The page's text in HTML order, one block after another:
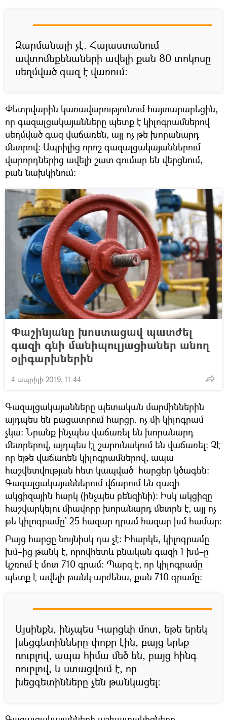
Զարմանալի չէ. Հայաստանում
ավտոմեքենաների ավելի քան 80 տոկոսը
սեղմված գազ է վառում։
Փետրվարին կառավարությունում հայտարարեցին,
որ գազալցակայանները պետք է կիլոգրամներով
սեղմված գազ վաճառեն, այլ ոչ թե խորանարդ
մետրով։ Ապրիլից որոշ գազալցակայաններում
վարորդներից ավելի շատ գումար են վերցնում,
քան նախկինում։
Փաշինյանը խոստացավ պատժել
գազի գնի մանիպուլյացիաներ անող
օլիգարխներին
4 ապրիլի 2019, 11:44
Գազալցակայանները պետական մարմիններին
այդպես են բացատրում հարցը. ոչ մի կիլոգրամ
չկա։ Նրանք ինչպես վաճառել են խորանարդ
մետրերով, այդպես էլ շարունակում են վաճառել։ Չէ
որ եթե վաճառեն կիլոգրամներով, ապա
հաշվետվության հետ կապված հարցեր կծագեն։
Գազալցակայաններում վճարում են գազի
ակցիզային հարկ (ինչպես բենզինի)։ Իսկ ակցիզը
հաշվարկելու միավորը խորանարդ մետրն է, այլ ոչ
թե կիլոգրամը` 25 հազար դրամ հազար խմ համար։
Բայց հարցը նույնիսկ դա չէ։ Իհարկե, կիլոգրամը
խմ–ից թանկ է, որովհետև բնական գազի 1 խմ–ը
կշռում է մոտ 710 գրամ։ Պարզ է, որ կիլոգրամը
պետք է ավելի թանկ արժենա, քան 710 գրամը։
Այսինքն, ինչպես Կարցևի մոտ, եթե երեկ
խեցգետինները փոքր էին, բայց երեք
ռուբլով, ապա հիմա մեծ են, բայց հինգ
ռուբլով, և ստացվում է, որ
խեցգետինները չեն թանկացել։